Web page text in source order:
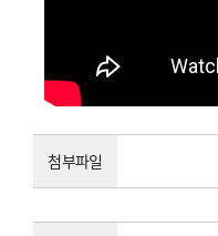
첨부파일